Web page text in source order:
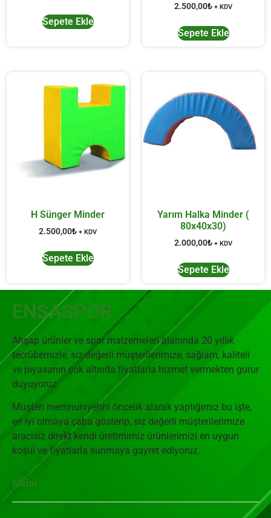
Sepete Ekle
2.500,00₺ + KDV
Sepete Ekle
H Sünger Minder
2.500,00₺ + KDV
Sepete Ekle
Yarım Halka Minder (
80x40x30)
2.000,00₺ + KDV
Sepete Ekle
ENSASPOR
Ahşap ürünler ve spor malzemeleri alanında 20 yıllık
tecrübemizle, siz değerli müşterilerimize, sağlam, kaliteli
ve piyasanın çok altında fiyatlarla hizmet vermekten gurur
duyuyoruz.
Müşteri memnuniyetini öncelik alarak yaptığımız bu işte,
en iyi olmaya çaba gösterip, siz değerli müşterilerimize
aracısız direkt kendi üretimimiz ürünlerimizi en uygun
koşul ve fiyatlarla sunmaya gayret ediyoruz.
Menü